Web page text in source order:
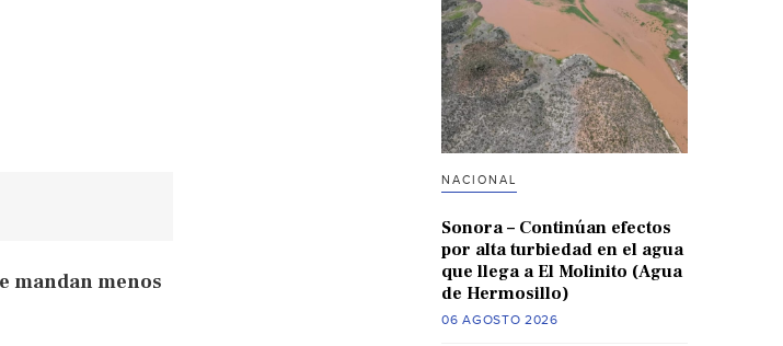
mandan menos
NACIONAL
Sonora – Continúan efectos
por alta turbiedad en el agua
que llega a El Molinito (Agua
de Hermosillo)
06 AGOSTO 2026